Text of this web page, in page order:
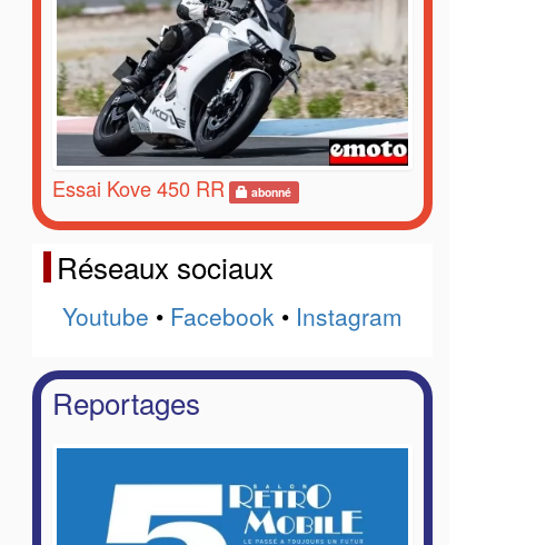
Essai Kove 450 RR abonné
Réseaux sociaux
Youtube • Facebook • Instagram
Reportages